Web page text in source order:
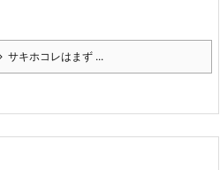
サキホコレはまず ...